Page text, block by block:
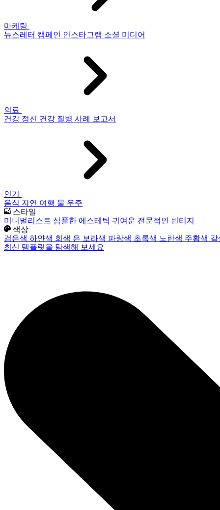
마케팅
뉴스레터 캠페인 인스타그램 소셜 미디어
의료
건강 정신 건강 질병 사례 보고서
인기
음식 자연 여행 물 우주
스타일
미니멀리스트 심플한 에스테틱 귀여운 전문적인 빈티지
색상
검은색 하얀색 회색 은 보라색 파랑색 초록색 노란색 주황색
최신 템플릿을 탐색해 보세요